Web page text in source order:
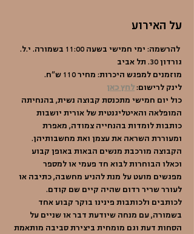
על האירוע
להרשמה: ימי חמישי בשעה 11:00 בשמורה. י.ל.
גורדון 30. תל אביב
מוזמנים למפגש היכרות: מחיר 110 ש"ח.
לינק לרישום: לחץ כאן
כול יום חמישי מתכנסת קבוצה נשית, בהנחיתה
המופלאה והאיטליגנטית של אורית יושבות
כותבות לומדות בהנחייה צמודה, מאפרת
ומעוררת השראה את עצמן ואת מחשבותיהן.
הקבוצה מורכבת מנשים הבאות באופן קבוע
וכאלו הבוחרות לבוא חד פעמי או למספר
מפגשים מועט על מנת להניע מחשבה, כתיבה או
לעורר שריר רדום שהיה קיים שם קודם.
לכותבים ולכותבות פינינו בוקר קבוע אחד
בשמורה, עם מנחה שיודעת דבר או שניים על
הסחות דעת וגם מומחית ביצירת סביבה מותאמת